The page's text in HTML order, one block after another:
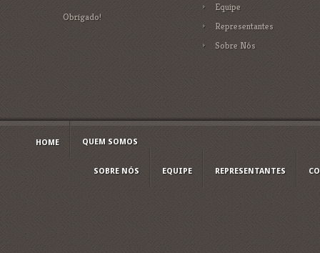
Obrigado!
Equipe
Representantes
Sobre Nós
HOME QUEM SOMOS
SOBRE NÓS EQUIPE REPRESENTANTES